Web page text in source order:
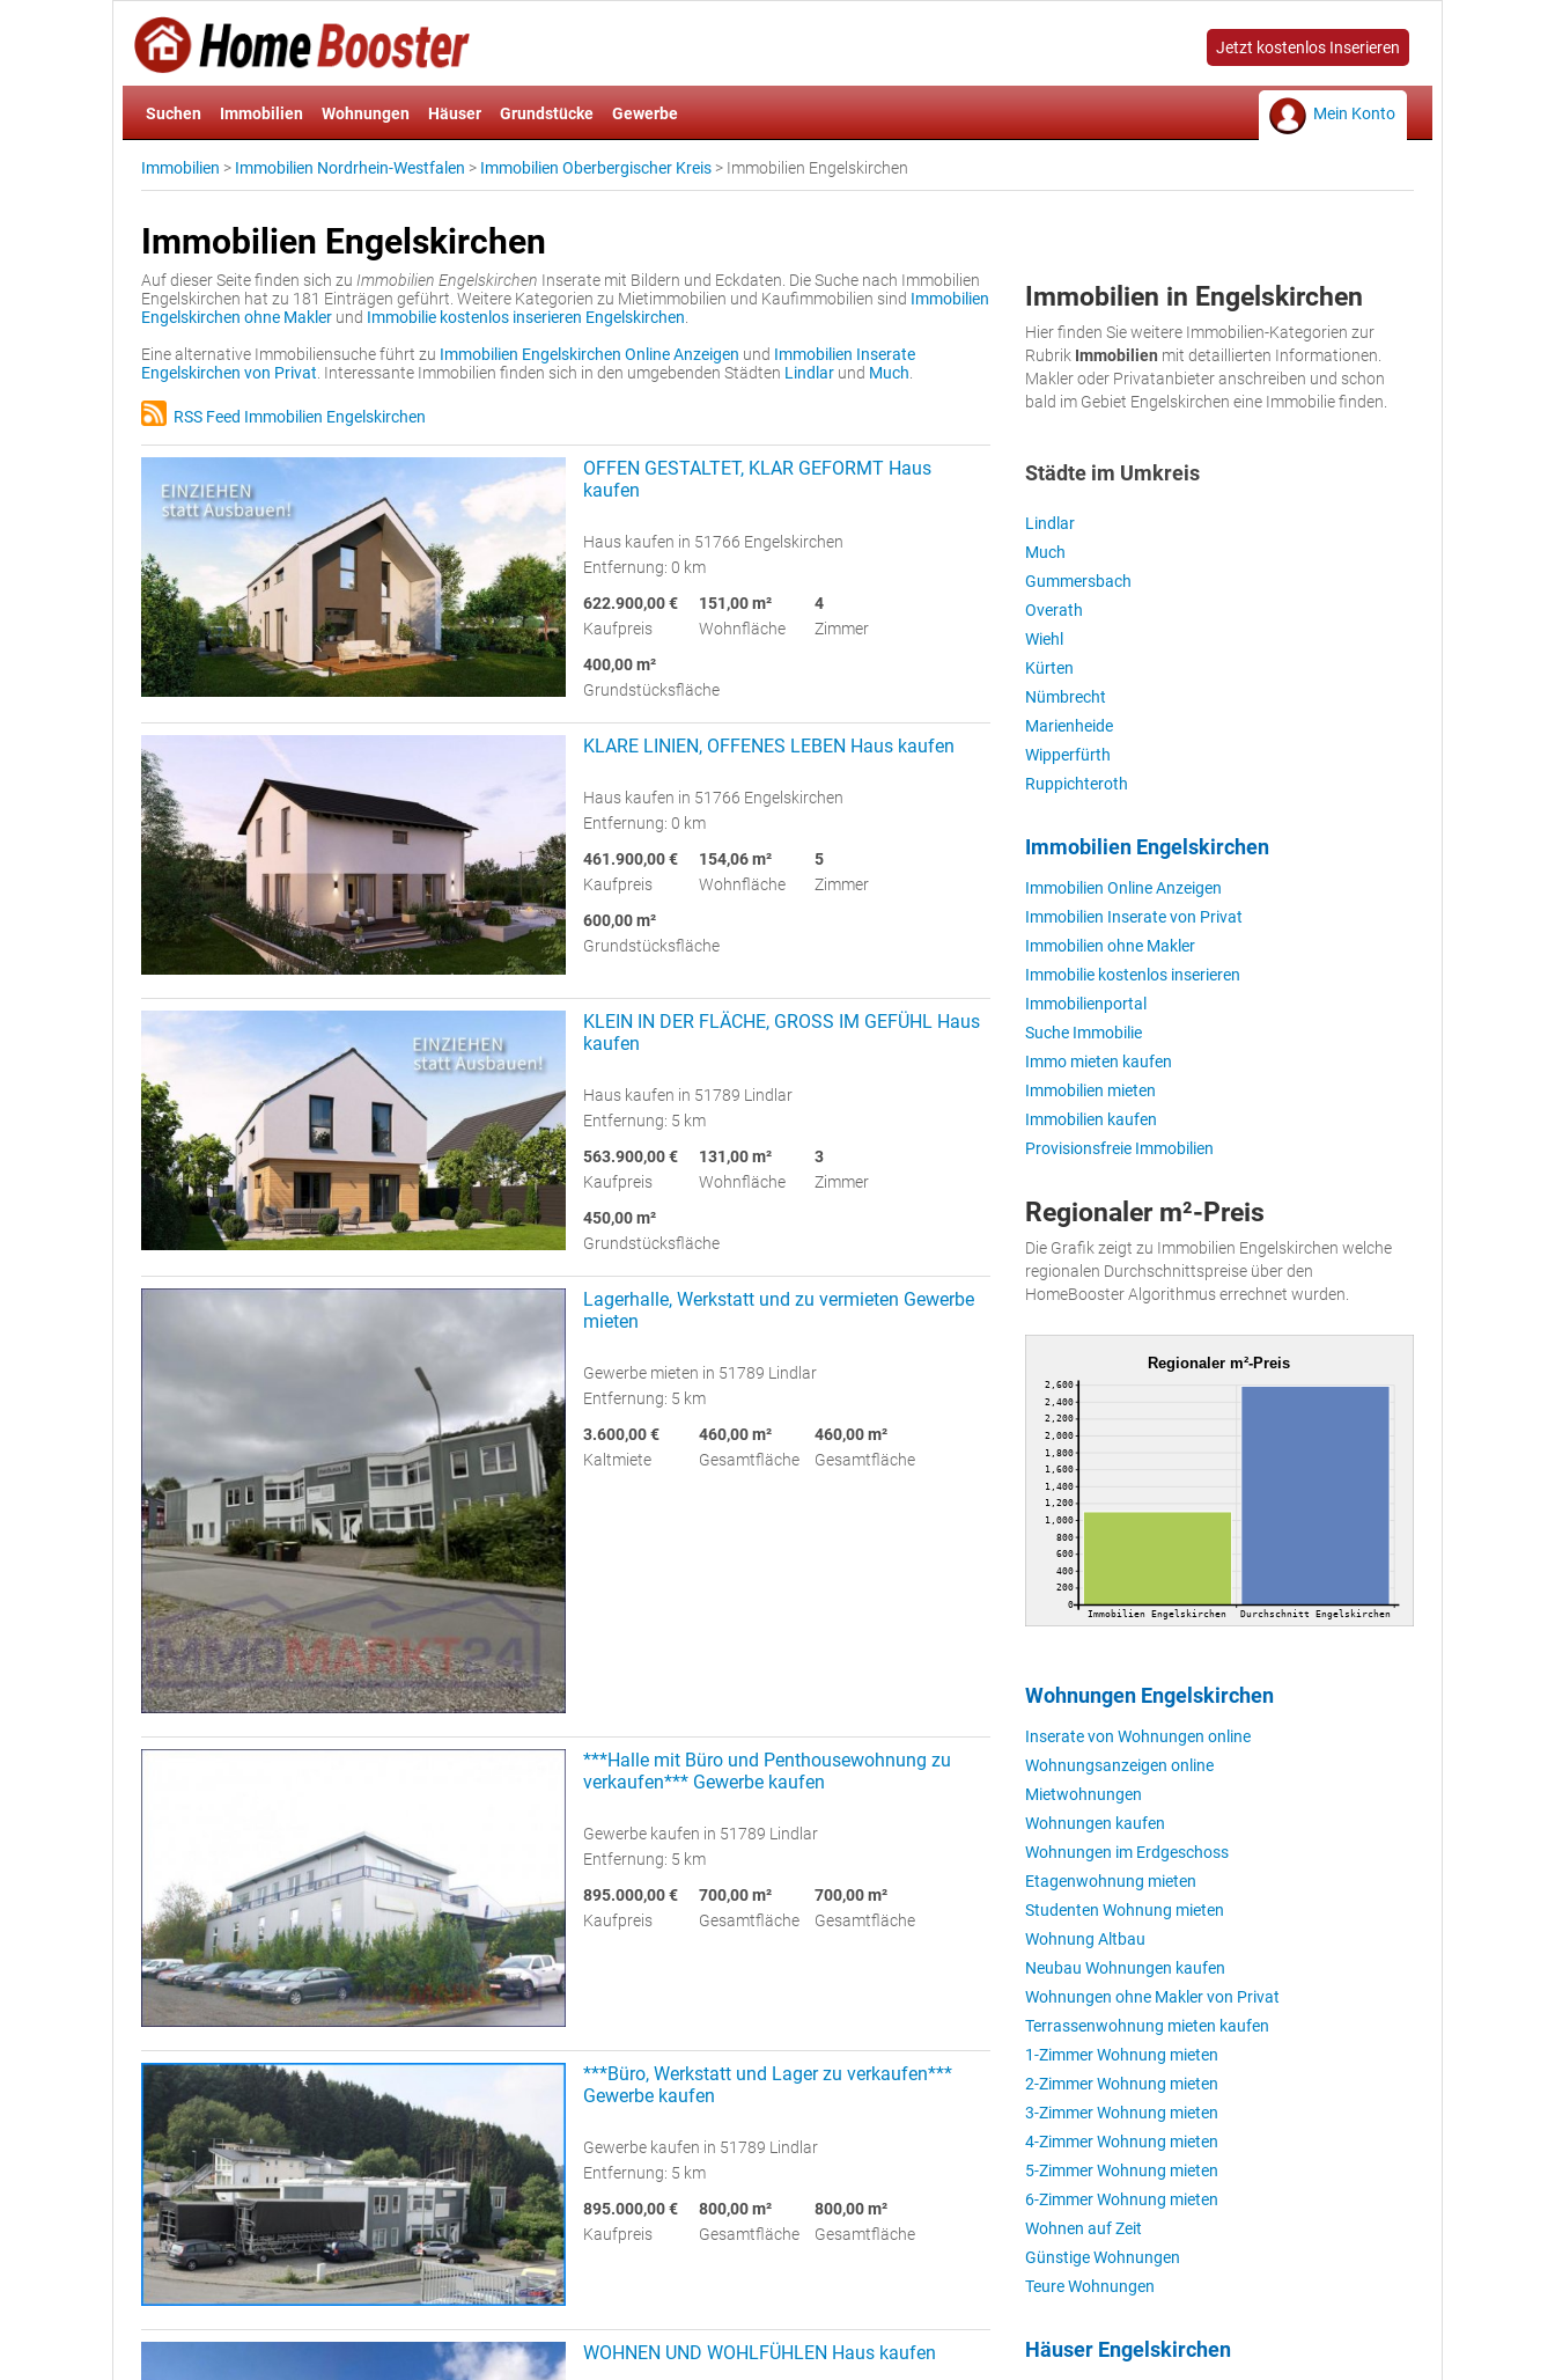
Jetzt kostenlos Inserieren
Suchen Immobilien Wohnungen Häuser Grundstücke Gewerbe Mein Konto
Immobilien > Immobilien Nordrhein-Westfalen > Immobilien Oberbergischer Kreis > Immobilien Engelskirchen
Immobilien Engelskirchen
Auf dieser Seite finden sich zu Immobilien Engelskirchen Inserate mit Bildern und Eckdaten. Die Suche nach Immobilien
Engelskirchen hat zu 181 Einträgen geführt. Weitere Kategorien zu Mietimmobilien und Kaufimmobilien sind Immobilien
Engelskirchen ohne Makler und Immobilie kostenlos inserieren Engelskirchen
Eine alternative Immobiliensuche führt zu Immobilien Engelskirchen Online Anzeigen und Immobilien Inserate
Engelskirchen von Privat . Interessante Immobilien finden sich in den umgebenden Städten Lindlar und Much
RSS Feed Immobilien Engelskirchen
OFFEN GESTALTET, KLAR GEFORMT Haus
kaufen
Haus kaufen in 51766 Engelskirchen
Entfernung: 0 km
622.900,00 €
Kaufpreis
151,00 m²
Wohnfläche
4
Zimmer
400,00 m²
Grundstücksfläche
KLARE LINIEN, OFFENES LEBEN Haus kaufen
Haus kaufen in 51766 Engelskirchen
Entfernung: 0 km
461.900,00 €
Kaufpreis
154,06 m²
Wohnfläche
5
Zimmer
600,00 m²
Grundstücksfläche
KLEIN IN DER FLÄCHE, GROSS IM GEFÜHL Haus
kaufen
Haus kaufen in 51789 Lindlar
Entfernung: 5 km
563.900,00 €
Kaufpreis
131,00 m²
Wohnfläche
3
Zimmer
450,00 m²
Grundstücksfläche
Lagerhalle, Werkstatt und zu vermieten Gewerbe
mieten
Gewerbe mieten in 51789 Lindlar
Entfernung: 5 km
3.600,00 €
Kaltmiete
460,00 m²
Gesamtfläche
460,00 m²
Gesamtfläche
***Halle mit Büro und Penthousewohnung zu
verkaufen*** Gewerbe kaufen
Gewerbe kaufen in 51789 Lindlar
Entfernung: 5 km
895.000,00 €
Kaufpreis
700,00 m²
Gesamtfläche
700,00 m²
Gesamtfläche
***Büro, Werkstatt und Lager zu verkaufen***
Gewerbe kaufen
Gewerbe kaufen in 51789 Lindlar
Entfernung: 5 km
895.000,00 €
Kaufpreis
800,00 m²
Gesamtfläche
800,00 m²
Gesamtfläche
WOHNEN UND WOHLFÜHLEN Haus kaufen
Immobilien in Engelskirchen
Hier finden Sie weitere Immobilien-Kategorien zur
Rubrik Immobilien mit detaillierten Informationen.
Makler oder Privatanbieter anschreiben und schon
bald im Gebiet Engelskirchen eine Immobilie finden.
Städte im Umkreis
Lindlar
Much
Gummersbach
Overath
Wiehl
Kürten
Nümbrecht
Marienheide
Wipperfürth
Ruppichteroth
Immobilien Engelskirchen
Immobilien Online Anzeigen
Immobilien Inserate von Privat
Immobilien ohne Makler
Immobilie kostenlos inserieren
Immobilienportal
Suche Immobilie
Immo mieten kaufen
Immobilien mieten
Immobilien kaufen
Provisionsfreie Immobilien
Regionaler m²-Preis
Die Grafik zeigt zu Immobilien Engelskirchen welche
regionalen Durchschnittspreise über den
HomeBooster Algorithmus errechnet wurden.
Regionaler m²-Preis
0
200
400
600
800
1,000
1,200
1,400
1,600
1,800
2,000
2,200
2,400
2,600
Immobilien Engelskirchen Durchschnitt Engelskirchen
Wohnungen Engelskirchen
Inserate von Wohnungen online
Wohnungsanzeigen online
Mietwohnungen
Wohnungen kaufen
Wohnungen im Erdgeschoss
Etagenwohnung mieten
Studenten Wohnung mieten
Wohnung Altbau
Neubau Wohnungen kaufen
Wohnungen ohne Makler von Privat
Terrassenwohnung mieten kaufen
1-Zimmer Wohnung mieten
2-Zimmer Wohnung mieten
3-Zimmer Wohnung mieten
4-Zimmer Wohnung mieten
5-Zimmer Wohnung mieten
6-Zimmer Wohnung mieten
Wohnen auf Zeit
Günstige Wohnungen
Teure Wohnungen
Häuser Engelskirchen